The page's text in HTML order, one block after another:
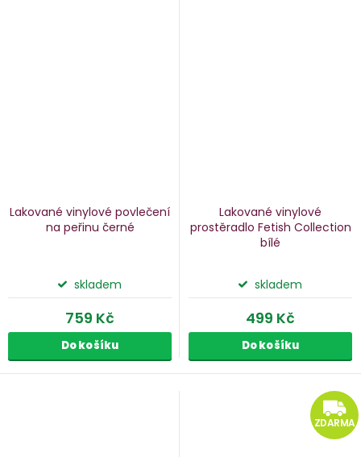
Lakované vinylové povlečení
na peřinu černé
skladem
759 Kč
Do košíku
Lakované vinylové
prostěradlo Fetish Collection
bílé
skladem
499 Kč
Do košíku
ZDARMA